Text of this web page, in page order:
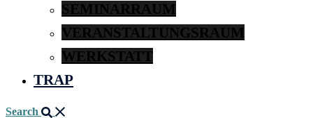
SEMINARRAUM
VERANSTALTUNGSRAUM
WERKSTATT
TRAP
Search